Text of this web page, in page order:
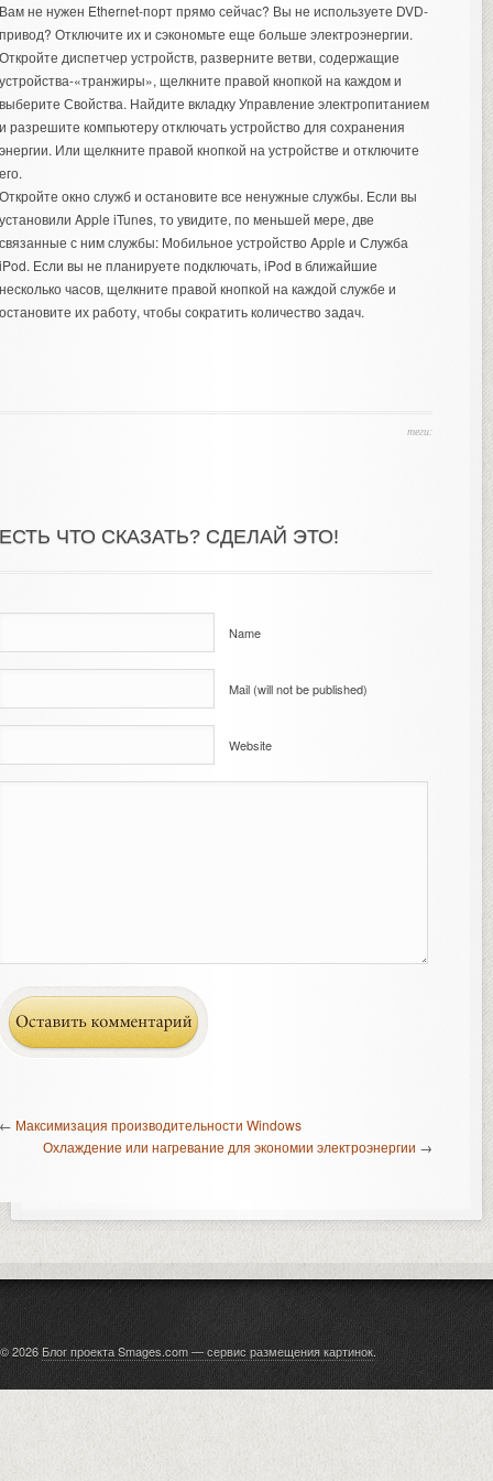
не нужен Ethernet-порт прямо сейчас? Вы не используете DVD-
Отключите их и сэкономьте еще больше электроэнергии.
диспетчер устройств, разверните ветви, содержащие
«транжиры», щелкните правой кнопкой на каждом и
Свойства. Найдите вкладку Управление электропитанием
разрешите компьютеру отключать устройство для сохранения
Или щелкните правой кнопкой на устройстве и отключите
окно служб и остановите все ненужные службы. Если вы
Apple iTunes, то увидите, по меньшей мере, две
с ним службы: Мобильное устройство Apple и Служба
Если вы не планируете подключать, iPod в ближайшие
часов, щелкните правой кнопкой на каждой службе и
их работу, чтобы сократить количество задач.
теги:
ЧТО СКАЗАТЬ? СДЕЛАЙ ЭТО!
Name
Mail (will not be published)
Website
Максимизация производительности Windows
Охлаждение или нагревание для экономии электроэнергии →
© 2026 Блог проекта Smages.com — сервис размещения картинок.